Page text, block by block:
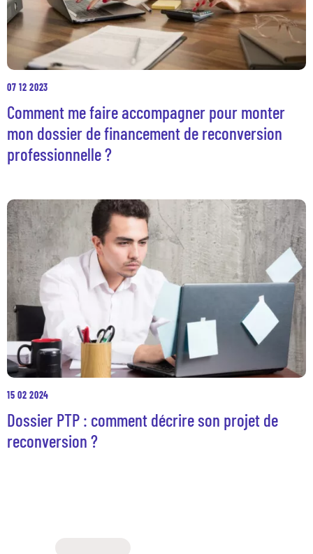
07 12 2023
Comment me faire accompagner pour monter
mon dossier de financement de reconversion
professionnelle ?
15 02 2024
Dossier PTP : comment décrire son projet de
reconversion ?